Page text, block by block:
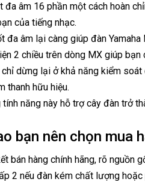
đa âm 16 phần một cách hoàn
của tiếng nhạc.
đa âm lại càng giúp đàn
2 chiều trên dòng MX giúp
chỉ dừng lại ở khả năng kiểm
thanh hữu hiệu.
tính năng này hỗ trợ cây đàn trở
bạn nên chọn mua
bán hàng chính hãng, rõ nguồn
2 nếu đàn kém chất lượng hoặc